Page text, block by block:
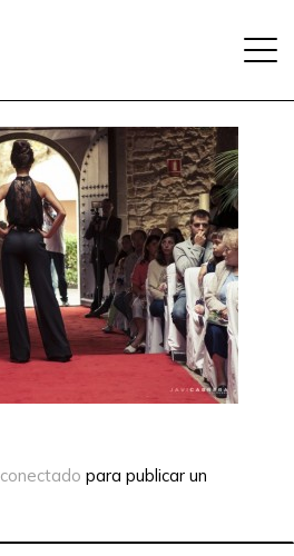
conectado para publicar un